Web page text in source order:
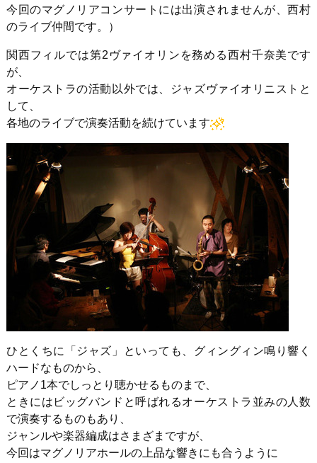
今回のマグノリアコンサートには出演されませんが、西村
のライブ仲間です。）
関西フィルでは第2ヴァイオリンを務める西村千奈美です
が、
オーケストラの活動以外では、ジャズヴァイオリニストと
して、
各地のライブで演奏活動を続けています
ひとくちに「ジャズ」といっても、グィングィン鳴り響く
ハードなものから、
ピアノ1本でしっとり聴かせるものまで、
ときにはビッグバンドと呼ばれるオーケストラ並みの人数
で演奏するものもあり、
ジャンルや楽器編成はさまざまですが、
今回はマグノリアホールの上品な響きにも合うように